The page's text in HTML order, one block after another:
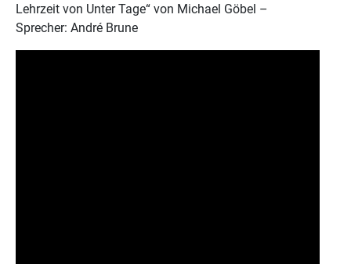
Lehrzeit von Unter Tage“ von Michael Göbel –
Sprecher: André Brune